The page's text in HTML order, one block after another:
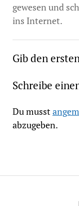
gewesen und
ins Internet.
Gib den
Schreibe
Du musst
abzugeben.